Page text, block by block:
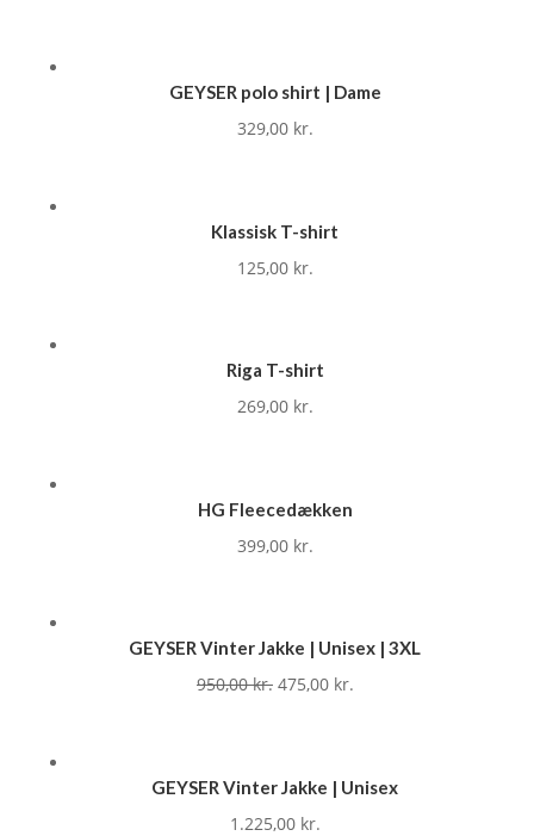
GEYSER polo shirt | Dame
329,00 kr.
Klassisk T-shirt
125,00 kr.
Riga T-shirt
269,00 kr.
HG Fleecedækken
399,00 kr.
GEYSER Vinter Jakke | Unisex | 3XL
950,00kr. Original
950,00 kr..
475,00 kr.Current
475,00 kr..
GEYSER Vinter Jakke | Unisex
1.225,00 kr.